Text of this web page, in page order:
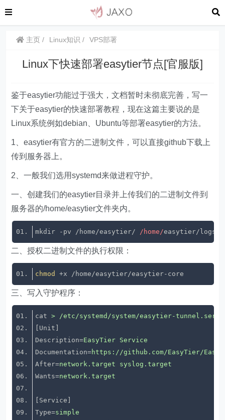
主页 Linux知识 VPS部署
Linux下快速部署easytier节点[官服版]
鉴于easytier功能过于强大，文档暂时未彻底完善，写一
下关于easytier的快速部署教程，现在这篇主要说的是
Linux系统例如debian、Ubuntu等部署easytier的方法。
1、easytier有官方的二进制文件，可以直接github下载上
传到服务器上。
2、一般我们选用systemd来做进程守护。
一、创建我们的easytier目录并上传我们的二进制文件到
服务器的/home/easytier文件夹内。
mkdir -pv /home/easytier/ /home/
二、授权二进制文件的执行权限：
chmod
三、写入守护程序：
cat
> /etc/systemd/system/easytier-
[Unit]
Description=EasyTier Service
Documentation=https://github.com/EasyTier/
After=network.target syslog.target
Wants=network.target
[Service]
Type=simple